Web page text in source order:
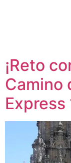
¡Reto
Camino
Express